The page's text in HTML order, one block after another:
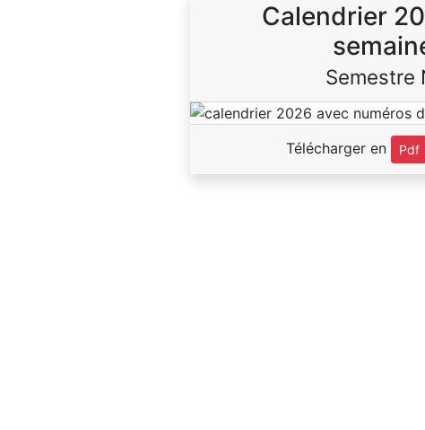
Calendrier
Semestre
Télécharger en Pdf